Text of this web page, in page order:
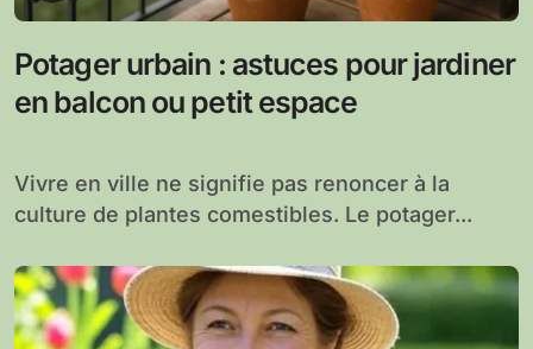
Potager urbain : astuces pour jardiner
en balcon ou petit espace
Vivre en ville ne signifie pas renoncer à la
culture de plantes comestibles. Le potager...